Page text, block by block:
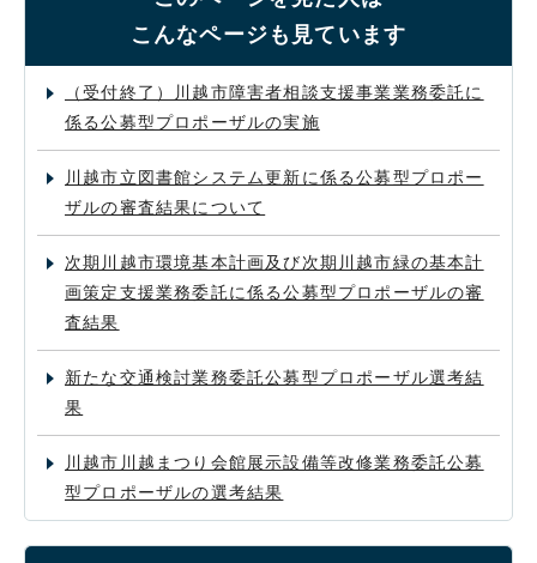
こんなページも見ています
（受付終了）川越市障害者相談支援事業業務委託に
係る公募型プロポーザルの実施
川越市立図書館システム更新に係る公募型プロポー
ザルの審査結果について
次期川越市環境基本計画及び次期川越市緑の基本計
画策定支援業務委託に係る公募型プロポーザルの審
査結果
新たな交通検討業務委託公募型プロポーザル選考結
果
川越市川越まつり会館展示設備等改修業務委託公募
型プロポーザルの選考結果